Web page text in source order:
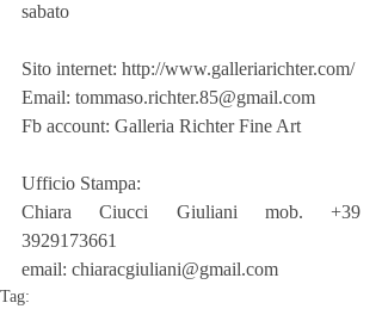
sabato
Sito internet: http://www.galleriarichter.com/
Email: tommaso.richter.85@gmail.com
Fb account: Galleria Richter Fine Art
Ufficio Stampa:
Chiara Ciucci Giuliani mob. +39
3929173661
email: chiaracgiuliani@gmail.com
Tag: